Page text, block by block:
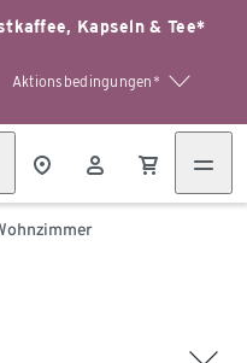
Kapseln & Tee*
Aktionsbedingungen*